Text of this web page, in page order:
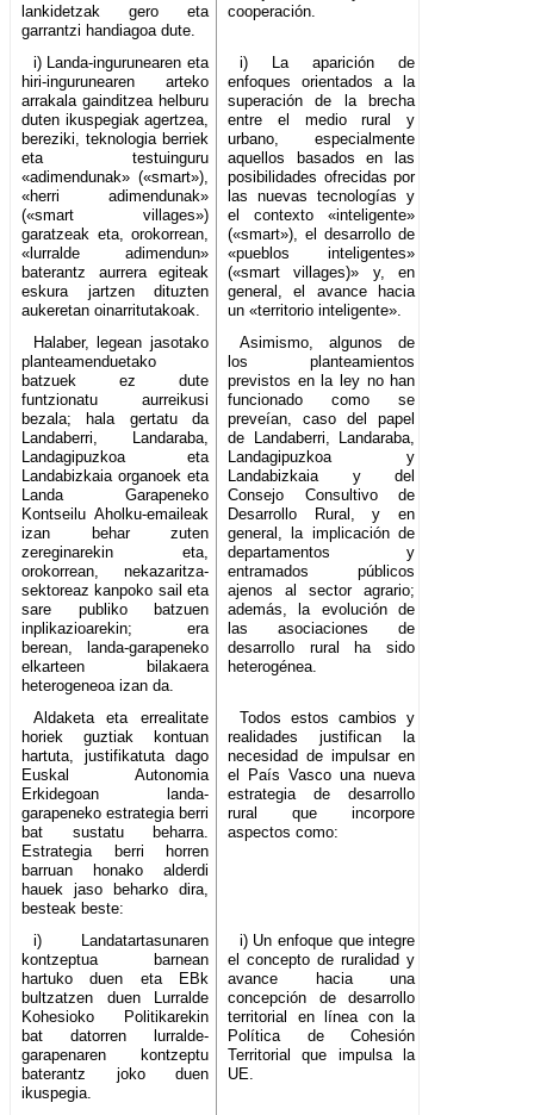
lankidetzak gero eta
garrantzi handiagoa dute.
cooperación.
i) Landa-ingurunearen eta
hiri-ingurunearen arteko
arrakala gainditzea helburu
duten ikuspegiak agertzea,
bereziki, teknologia berriek
eta testuinguru
«adimendunak» («smart»),
«herri adimendunak»
(«smart villages»)
garatzeak eta, orokorrean,
«lurralde adimendun»
baterantz aurrera egiteak
eskura jartzen dituzten
aukeretan oinarritutakoak.
i) La aparición de
enfoques orientados a la
superación de la brecha
entre el medio rural y
urbano, especialmente
aquellos basados en las
posibilidades ofrecidas por
las nuevas tecnologías y
el contexto «inteligente»
(«smart»), el desarrollo de
«pueblos inteligentes»
(«smart villages)» y, en
general, el avance hacia
un «territorio inteligente».
Halaber, legean jasotako
planteamenduetako
batzuek ez dute
funtzionatu aurreikusi
bezala; hala gertatu da
Landaberri, Landaraba,
Landagipuzkoa eta
Landabizkaia organoek eta
Landa Garapeneko
Kontseilu Aholku-emaileak
izan behar zuten
zereginarekin eta,
orokorrean, nekazaritza-
sektoreaz kanpoko sail eta
sare publiko batzuen
inplikazioarekin; era
berean, landa-garapeneko
elkarteen bilakaera
heterogeneoa izan da.
Asimismo, algunos de
los planteamientos
previstos en la ley no han
funcionado como se
preveían, caso del papel
de Landaberri, Landaraba,
Landagipuzkoa y
Landabizkaia y del
Consejo Consultivo de
Desarrollo Rural, y en
general, la implicación de
departamentos y
entramados públicos
ajenos al sector agrario;
además, la evolución de
las asociaciones de
desarrollo rural ha sido
heterogénea.
Aldaketa eta errealitate
horiek guztiak kontuan
hartuta, justifikatuta dago
Euskal Autonomia
Erkidegoan landa-
garapeneko estrategia berri
bat sustatu beharra.
Estrategia berri horren
barruan honako alderdi
hauek jaso beharko dira,
besteak beste:
Todos estos cambios y
realidades justifican la
necesidad de impulsar en
el País Vasco una nueva
estrategia de desarrollo
rural que incorpore
aspectos como:
i) Landatartasunaren
kontzeptua barnean
hartuko duen eta EBk
bultzatzen duen Lurralde
Kohesioko Politikarekin
bat datorren lurralde-
garapenaren kontzeptu
baterantz joko duen
ikuspegia.
i) Un enfoque que integre
el concepto de ruralidad y
avance hacia una
concepción de desarrollo
territorial en línea con la
Política de Cohesión
Territorial que impulsa la
UE.